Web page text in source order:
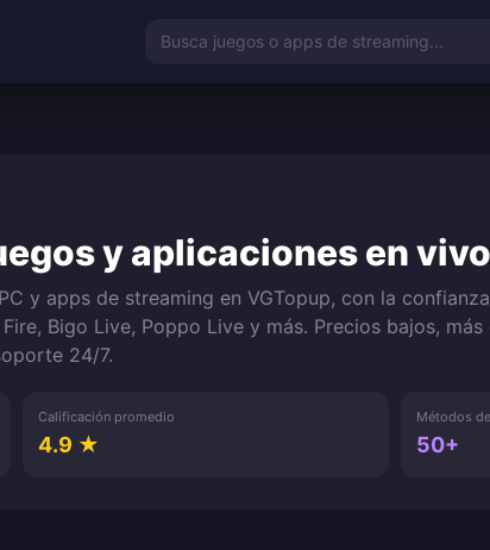
Busca juegos o apps de streaming...
y aplicaciones en vivo
y apps de streaming en VGTopup, con la
Bigo Live, Poppo Live y más. Precios bajos, más
24/7.
Calificación promedio
4.9 ★
Métodos
50+